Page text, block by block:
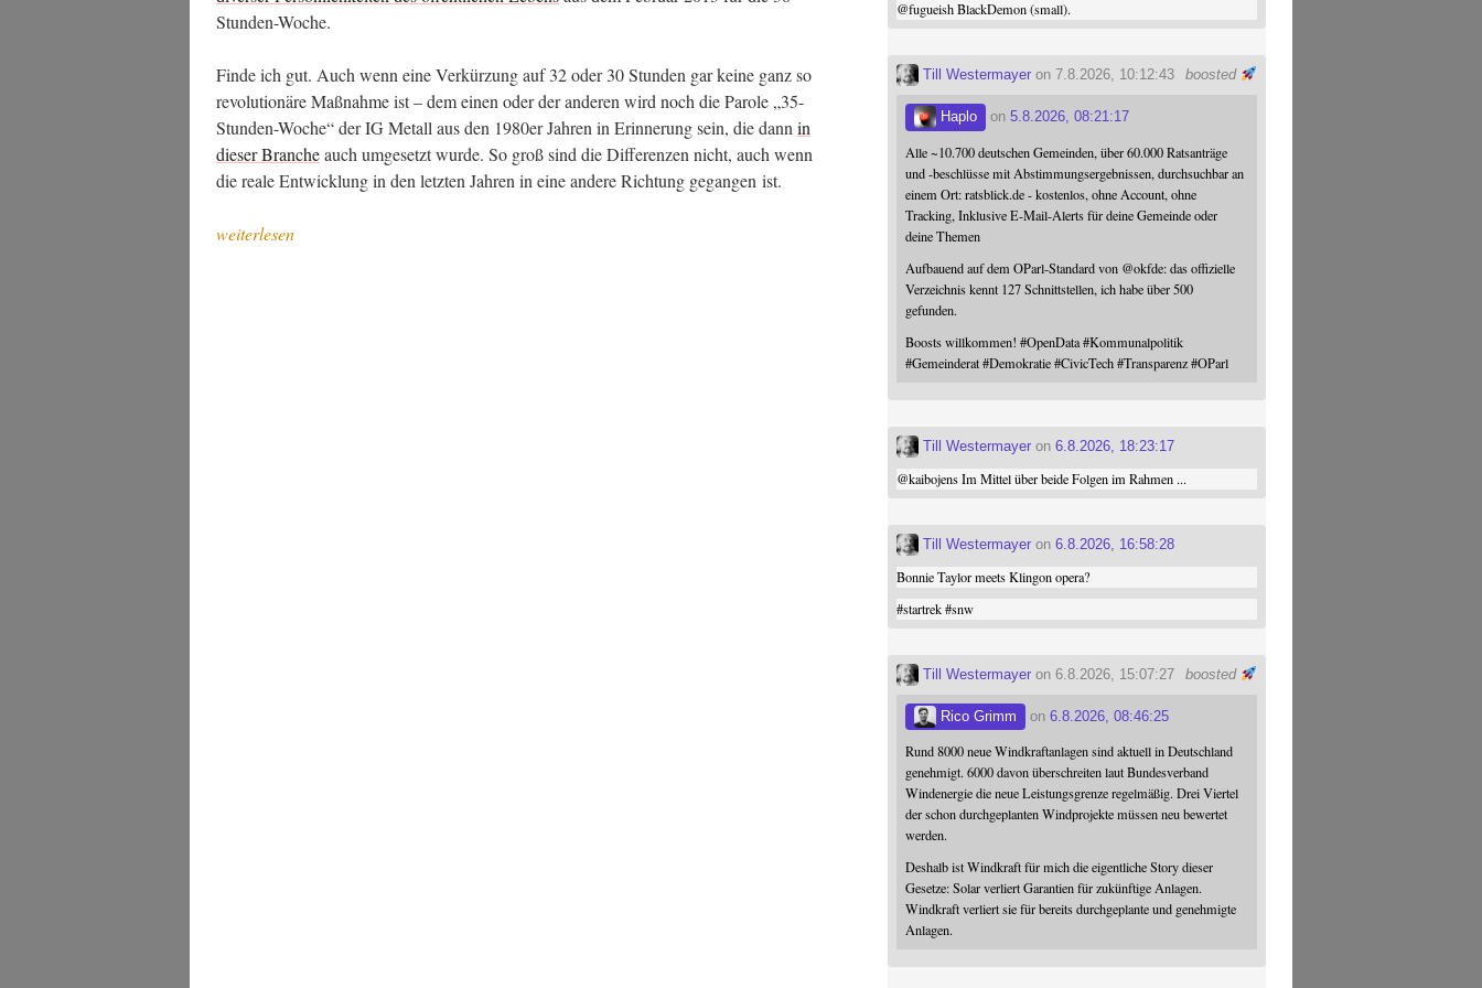
Stunden-Woche.
Fin­de ich gut. Auch wenn eine Ver­kür­zung auf 32 oder 30 Stun­den gar kei­ne ganz so
revo­lu­tio­nä­re Maß­nah­me ist – dem einen oder der ande­ren wird noch die Paro­le „35-
Stun­den-Woche“ der IG Metall aus den 1980er Jah­ren in Erin­ne­rung sein, die dann in
die­ser Bran­cheauch umge­setzt wur­de. So groß sind die Dif­fe­ren­zen nicht, auch wenn
die rea­le Ent­wick­lung in den letz­ten Jah­ren in eine ande­re Rich­tung gegan­gen ist.
„Zum
weiterlesen
@fugueishBlackDemon (small).
boosted
Till Westermayer on 7.8.2026, 10:12:43
Haplo on5.8.2026, 08:21:17
Alle ~10.700 deutschen Gemeinden, über 60.000 Ratsanträge
und -beschlüsse mit Abstimmungsergebnissen, durchsuchbar an
einem Ort: ratsblick.de - kostenlos, ohne Account, ohne
Tracking, Inklusive E-Mail-Alerts für deine Gemeinde oder
deine Themen
Aufbauend auf dem OParl-Standard von @okfde: das offizielle
Verzeichnis kennt 127 Schnittstellen, ich habe über 500
gefunden.
Boosts willkommen!#OpenData #Kommunalpolitik
#Gemeinderat #Demokratie #CivicTech #Transparenz #OParl
Till Westermayer on6.8.2026, 18:23:17
@kaibojensIm Mittel über beide Folgen im Rahmen ...
Till Westermayer on6.8.2026, 16:58:28
Bonnie Taylor meets Klingon opera?
#startrek #snw
boosted
Till Westermayer on 6.8.2026, 15:07:27
Rico Grimm on6.8.2026, 08:46:25
Rund 8000 neue Windkraftanlagen sind aktuell in Deutschland
genehmigt. 6000 davon überschreiten laut Bundesverband
Windenergie die neue Leistungsgrenze regelmäßig. Drei Viertel
der schon durchgeplanten Windprojekte müssen neu bewertet
werden.
Deshalb ist Windkraft für mich die eigentliche Story dieser
Gesetze: Solar verliert Garantien für zukünftige Anlagen.
Windkraft verliert sie für bereits durchgeplante und genehmigte
Anlagen.